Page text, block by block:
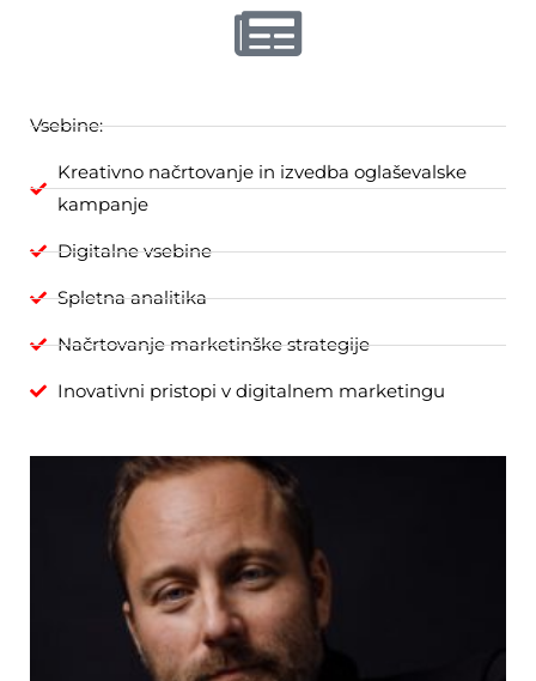
Vsebine:
Kreativno načrtovanje in izvedba oglaševalske
kampanje
Digitalne vsebine
Spletna analitika
Načrtovanje marketinške strategije
Inovativni pristopi v digitalnem marketingu